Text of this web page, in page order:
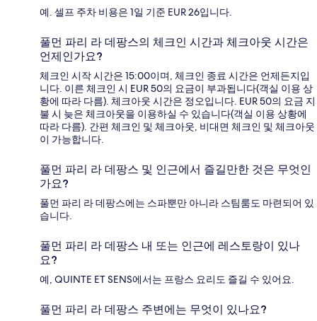
예. 셀프 주차 비용은 1일 기준 EUR 26입니다.
풀먼 파리 라 데팡스의 체크인 시간과 체크아웃 시간은
언제인가요?
체크인 시작 시간은 15:00이며, 체크인 종료 시간은 언제든지입
니다. 이른 체크인 시 EUR 50의 요금이 부과됩니다(객실 이용 상
황에 따라 다름). 체크아웃 시간은 정오입니다. EUR 50의 요금 지
불 시 늦은 체크아웃을 이용하실 수 있습니다(객실 이용 상황에
따라 다름). 간편 체크인 및 체크아웃, 비대면 체크인 및 체크아웃
이 가능합니다.
풀먼 파리 라 데팡스 및 인근에서 즐길만한 것은 무엇인
가요?
풀먼 파리 라 데팡스에는 스파뿐만 아니라 스팀룸도 마련되어 있
습니다.
풀먼 파리 라 데팡스 내 또는 인근에 레스토랑이 있나
요?
예, QUINTE ET SENS에서는 프랑스 요리도 즐길 수 있어요.
풀먼 파리 라 데팡스 주변에는 무엇이 있나요?